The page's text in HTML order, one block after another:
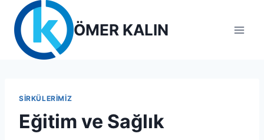
content
ÖMER KALIN
SIRKÜLERIMIZ
Eğitim ve Sağlık